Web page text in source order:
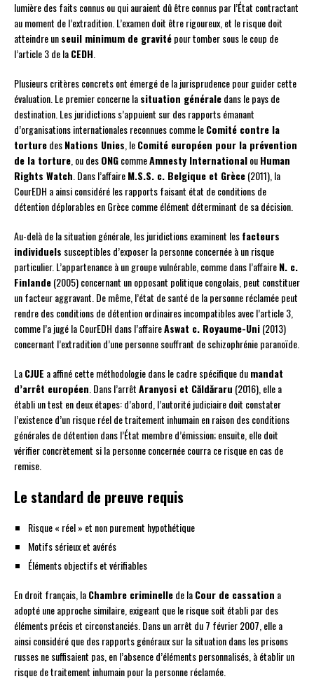
lumière des faits connus ou qui auraient dû être connus par l’État contractant
au moment de l’extradition. L’examen doit être rigoureux, et le risque doit
atteindre unseuil minimum de gravitépour tomber sous le coup de
l’article 3 de laCEDH.
Plusieurs critères concrets ont émergé de la jurisprudence pour guider cette
évaluation. Le premier concerne lasituation généraledans le pays de
destination. Les juridictions s’appuient sur des rapports émanant
d’organisations internationales reconnues comme leComité contre la
torturedesNations Unies, leComité européen pour la prévention
de la torture, ou desONGcommeAmnesty InternationalouHuman
Rights Watch. Dans l’affaireM.S.S. c. Belgique et Grèce(2011), la
CourEDH a ainsi considéré les rapports faisant état de conditions de
détention déplorables en Grèce comme élément déterminant de sa décision.
Au-delà de la situation générale, les juridictions examinent lesfacteurs
individuels susceptibles d’exposer la personne concernée à un risque
particulier. L’appartenance à un groupe vulnérable, comme dans l’affaireN. c.
Finlande(2005) concernant un opposant politique congolais, peut constituer
un facteur aggravant. De même, l’état de santé de la personne réclamée peut
rendre des conditions de détention ordinaires incompatibles avec l’article 3,
comme l’a jugé la CourEDH dans l’affaireAswat c. Royaume-Uni(2013)
concernant l’extradition d’une personne souffrant de schizophrénie paranoïde.
LaCJUE a affiné cette méthodologie dans le cadre spécifique dumandat
d’arrêt européen. Dans l’arrêtAranyosi et Căldăraru (2016), elle a
établi un test en deux étapes: d’abord, l’autorité judiciaire doit constater
l’existence d’un risque réel de traitement inhumain en raison des conditions
générales de détention dans l’État membre d’émission; ensuite, elle doit
vérifier concrètement si la personne concernée courra ce risque en cas de
remise.
Le standard de preuve requis
Risque « réel » et non purement hypothétique
Motifs sérieux et avérés
Éléments objectifs et vérifiables
En droit français, laChambre criminellede laCour de cassation a
adopté une approche similaire, exigeant que le risque soit établi par des
éléments précis et circonstanciés. Dans un arrêt du 7 février 2007, elle a
ainsi considéré que des rapports généraux sur la situation dans les prisons
russes ne suffisaient pas, en l’absence d’éléments personnalisés, à établir un
risque de traitement inhumain pour la personne réclamée.